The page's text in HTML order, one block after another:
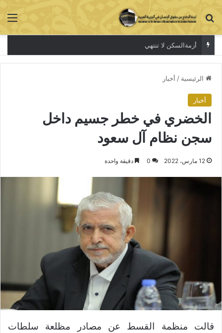
بحث عن
أزمةالسكن لا تنتهي
الرئيسية / أخبار
أخبار
الخضري في خطر جسيم داخل
سجن نظام آل سعود
12 مارس، 2022 0 دقيقة واحدة
قالت منظمة القسط عن مصادر مظلعة سلطات